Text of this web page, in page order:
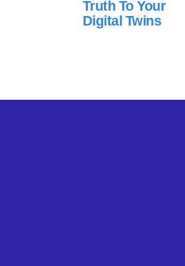
Truth To Your
Digital Twins